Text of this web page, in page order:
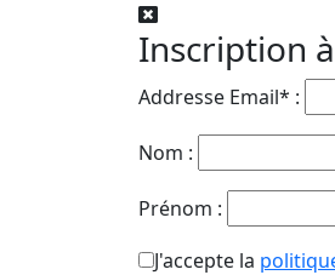
Inscription
Addresse Email* :
Nom :
Prénom :
J'accepte la